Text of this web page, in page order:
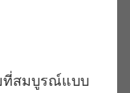
ที่สมบูรณ์แบบ
ฟลิกซ์